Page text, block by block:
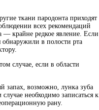
ткани пародонта приходят
всех рекомендаций
— крайне редкое явление. Если
обнаружили в полости рта
случае, если в области
запах, возможно, лунка зуба
необходимо записаться к
рану.